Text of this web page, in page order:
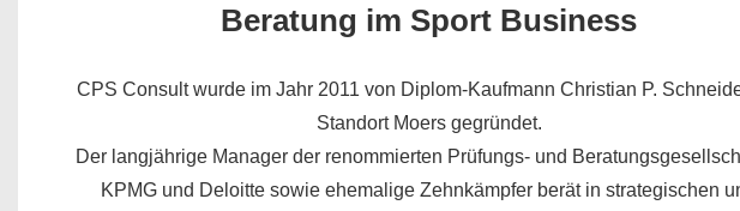
Beratung im Sport Business
CPS Consult wurde im Jahr 2011 von Diplom-Kaufmann Christian P.
Standort Moers gegründet.
Der langjährige Manager der renommierten Prüfungs- und
KPMG und Deloitte sowie ehemalige Zehnkämpfer berät in strategischen